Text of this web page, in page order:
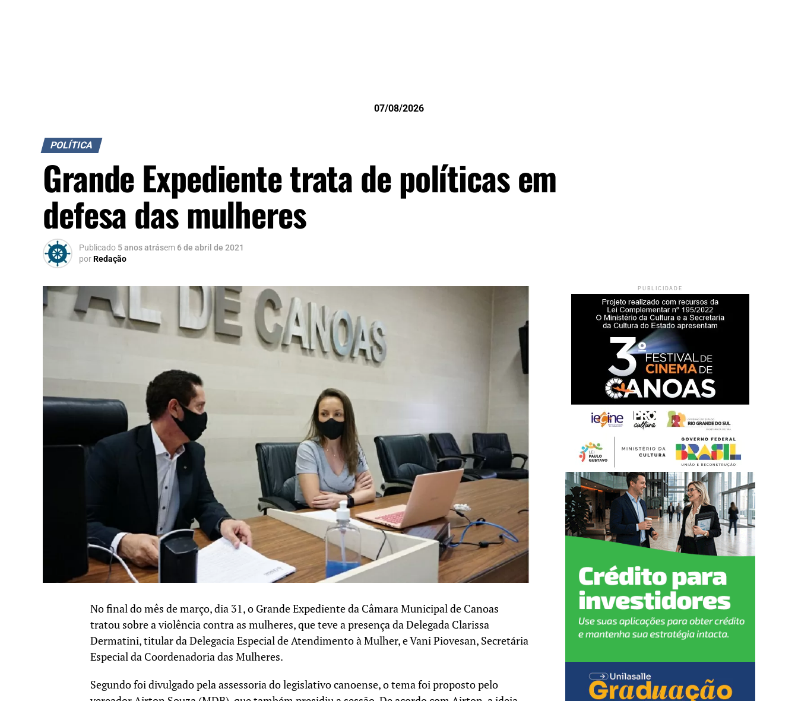
07/08/2026
POLÍTICA
Grande Expediente trata de políticas em
defesa das mulheres
Publicado 5 anos atrásem 6 de abril de 2021
porRedação
No final do mês de março, dia 31, o Grande Expediente da Câmara Municipal de Canoas
tratou sobre a violência contra as mulheres, que teve a presença da Delegada Clarissa
Dermatini, titular da Delegacia Especial de Atendimento à Mulher, e Vani Piovesan, Secretária
Especial da Coordenadoria das Mulheres.
Segundo foi divulgado pela assessoria do legislativo canoense, o tema foi proposto pelo
PUBLICIDADE